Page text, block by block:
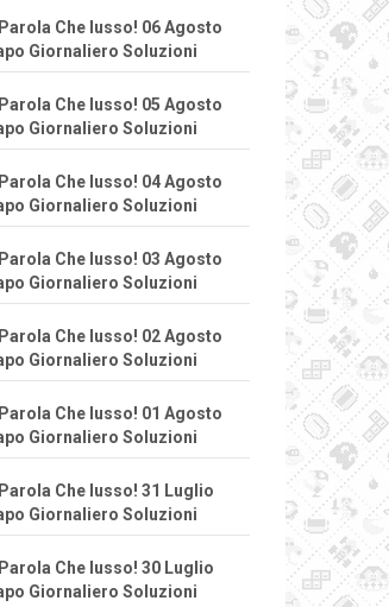
Che lusso! 06 Agosto
Giornaliero Soluzioni
Che lusso! 05 Agosto
Giornaliero Soluzioni
Che lusso! 04 Agosto
Giornaliero Soluzioni
Che lusso! 03 Agosto
Giornaliero Soluzioni
Che lusso! 02 Agosto
Giornaliero Soluzioni
Che lusso! 01 Agosto
Giornaliero Soluzioni
Che lusso! 31 Luglio
Giornaliero Soluzioni
Che lusso! 30 Luglio
Giornaliero Soluzioni